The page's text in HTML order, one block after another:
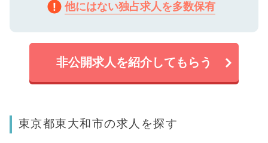
他にはない独占求人を多数保有
非公開求人を紹介してもらう
東京都東大和市の求人を探す